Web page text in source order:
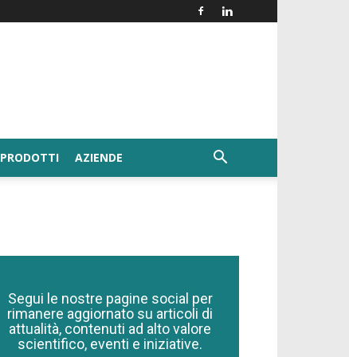
PRODOTTI AZIENDE
Segui le nostre pagine social per
rimanere aggiornato su articoli di
attualità, contenuti ad alto valore
scientifico, eventi e iniziative.